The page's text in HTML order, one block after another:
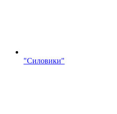
"Силовики"